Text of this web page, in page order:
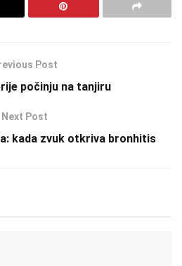
Post
počinju na tanjiru
Next Post
kada zvuk otkriva bronhitis